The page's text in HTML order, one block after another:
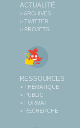
ACTUALITÉ
> ARCHIVES
> TWITTER
> PROJETS
RESSOURCES
> THÉMATIQUE
> PUBLIC
> FORMAT
> RECHERCHE